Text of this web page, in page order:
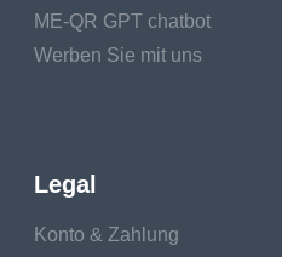
ME-QR GPT chatbot
Werben Sie mit uns
Legal
Konto & Zahlung